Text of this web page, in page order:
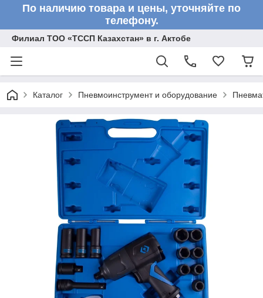
По наличию товара и цены, уточняйте по
телефону.
Филиал ТОО «ТССП Казахстан» в г. Актобе
Каталог Пневмоинструмент и оборудование